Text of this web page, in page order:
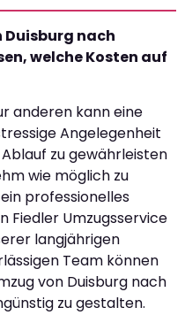
Duisburg nach
welche Kosten auf
anderen kann eine
Angelegenheit
zu gewährleisten
wie möglich zu
professionelles
Fiedler Umzugsservice
langjährigen
Team können
von Duisburg nach
zu gestalten.